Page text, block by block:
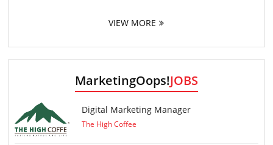
VIEW MORE
MarketingOops!JOBS
Digital Marketing Manager
The High Coffee